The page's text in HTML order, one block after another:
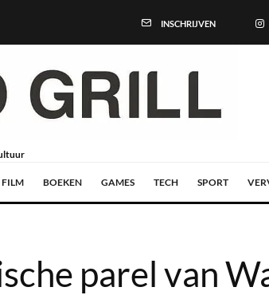
INSCHRIJVEN
FILM BOEKEN GAMES TECH SPORT
parel van